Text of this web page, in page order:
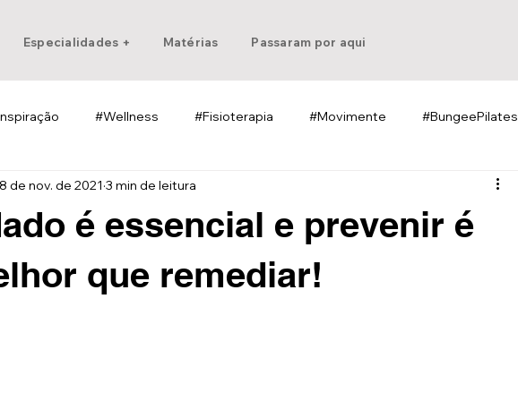
Especialidades + Matérias Passaram por aqui
#Wellness #Fisioterapia #Movimente #BungeePilates
é essencial e prevenir é
que remediar!
8 de nov. de 2021 3 min de leitura